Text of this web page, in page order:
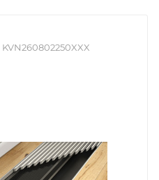
KVN260802250XXX